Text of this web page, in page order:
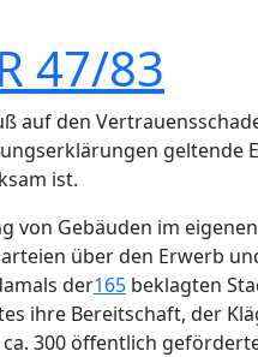
47/83
auf den
geltende
ist.
von Gebäuden im
über den Erwerb
der165 beklagten
ihre Bereitschaft, der
300 öffentlich